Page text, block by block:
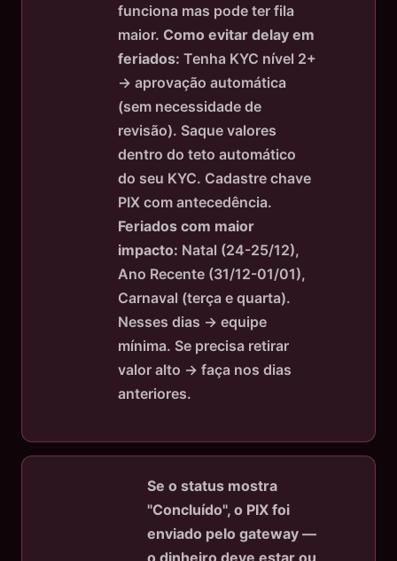
funciona mas pode ter fila
maior. Como evitar delay em
feriados: Tenha KYC nível 2+
→ aprovação automática
(sem necessidade de
revisão). Saque valores
dentro do teto automático
do seu KYC. Cadastre chave
PIX com antecedência.
Feriados com maior
impacto: Natal (24-25/12),
Ano Recente (31/12-01/01),
Carnaval (terça e quarta).
Nesses dias → equipe
mínima. Se precisa retirar
valor alto → faça nos dias
anteriores.
Se o status mostra
"Concluído", o PIX foi
enviado pelo gateway —
o dinheiro deve estar ou